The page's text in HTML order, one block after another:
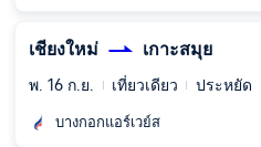
เชียงใหม่ เกาะสมุย
พ. 16 ก.ย. เที่ยวเดียว ประหยัด
บางกอกแอร์เวย์ส